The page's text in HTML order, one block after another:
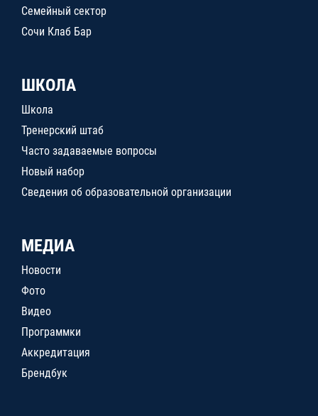
Семейный сектор
Сочи Клаб Бар
ШКОЛА
Школа
Тренерский штаб
Часто задаваемые вопросы
Новый набор
Сведения об образовательной организации
МЕДИА
Новости
Фото
Видео
Программки
Аккредитация
Брендбук